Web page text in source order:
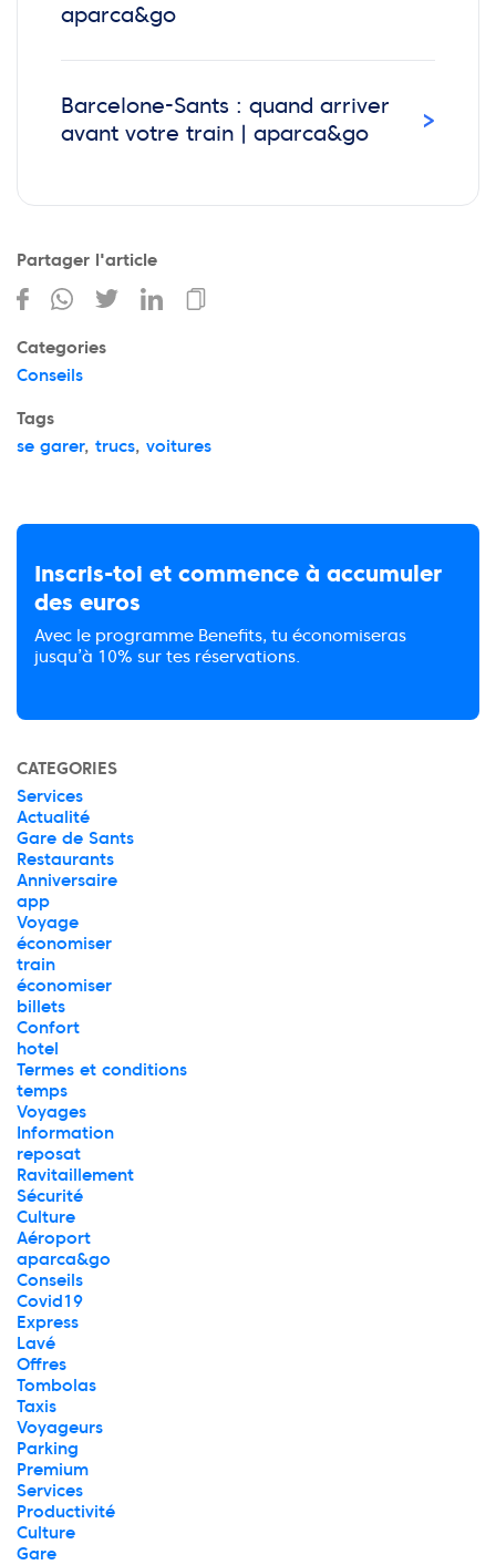
aparca&go
Barcelone-Sants : quand arriver
avant votre train | aparca&go
›
Partager l'article
Categories
Conseils
Tags
se garer, trucs, voitures
Inscris-toi et commence à accumuler
des euros
Avec le programme Benefits, tu économiseras
jusqu’à 10% sur tes réservations.
CATEGORIES
Services
Actualité
Gare de Sants
Restaurants
Anniversaire
app
Voyage
économiser
train
économiser
billets
Confort
hotel
Termes et conditions
temps
Voyages
Information
reposat
Ravitaillement
Sécurité
Culture
Aéroport
aparca&go
Conseils
Covid19
Express
Lavé
Offres
Tombolas
Taxis
Voyageurs
Parking
Premium
Services
Productivité
Culture
Gare